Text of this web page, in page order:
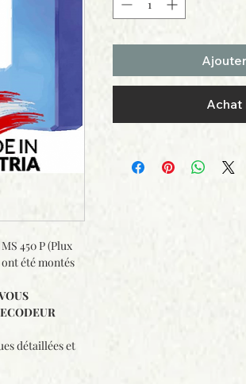
450 P (Plux
été montés
détaillées et
Achat